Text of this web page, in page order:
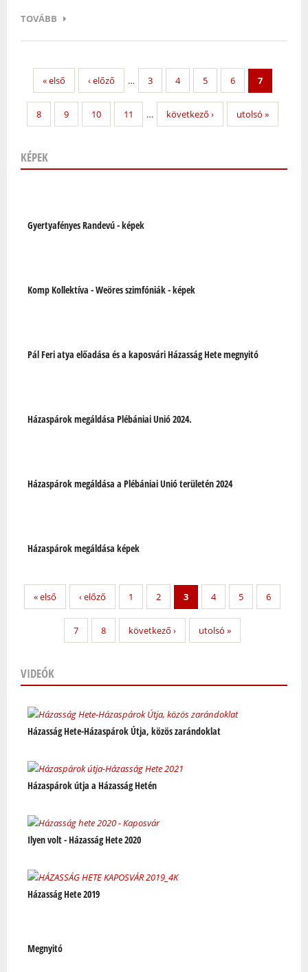
TOVÁBB
« első ‹ előző … 3 4 5 6 7
8 9 10 11 … következő › utolsó »
KÉPEK
Gyertyafényes Randevú - képek
Komp Kollektíva - Weöres szimfóniák - képek
Pál Feri atya előadása és a kaposvári Házasság Hete megnyitó
Házaspárok megáldása Plébániai Unió 2024.
Házaspárok megáldása a Plébániai Unió területén 2024
Házaspárok megáldása képek
« első ‹ előző 1 2 3 4 5 6
7 8 következő › utolsó »
VIDEÓK
Házasság Hete-Házaspárok Útja, közös zarándoklat
Házaspárok útja a Házasság Hetén
Ilyen volt - Házasság Hete 2020
Házasság Hete 2019
Megnyitó
Oldalak